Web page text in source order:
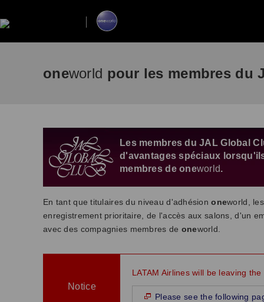
oneworld pour les membres du
Les membres du JAL Global
d'avantages spéciaux
membres de oneworld.
En tant que titulaires du niveau d'adhésiononeworld,
enregistrement prioritaire, de l'accès aux salons, d'un
avec des compagnies membres de oneworld.
Notice
LATAM Airlines will be leaving the
Please see the following